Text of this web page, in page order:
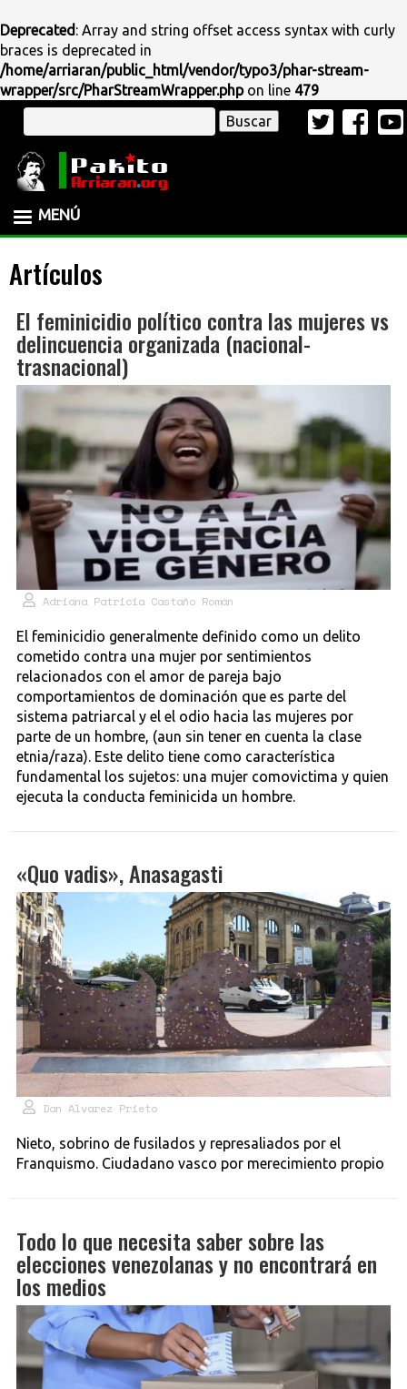
Deprecated: Array and string offset access syntax with curly
braces is deprecated in
/home/arriaran/public_html/vendor/typo3/phar-stream-
wrapper/src/PharStreamWrapper.phpon line 479
Pasar
contenido
principal
Buscar
MENÚ
Artículos
El feminicidio político contra las mujeres vs
delincuencia organizada (nacional-
trasnacional)
Adriana Patricia Castaño Román
El feminicidio generalmente definido como un delito
cometido contra una mujer por sentimientos
relacionados con el amor de pareja bajo
comportamientos de dominación que es parte del
sistema patriarcal y el el odio hacia las mujeres por
parte de un hombre, (aun sin tener en cuenta la clase
etnia/raza). Este delito tiene como característica
fundamental los sujetos: una mujer comovictima y quien
ejecuta la conducta feminicida un hombre.
«Quo vadis», Anasagasti
Dan Alvarez Prieto
Nieto, sobrino de fusilados y represaliados por el
Franquismo. Ciudadano vasco por merecimiento propio
Todo lo que necesita saber sobre las
elecciones venezolanas y no encontrará en
los medios